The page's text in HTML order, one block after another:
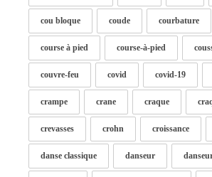
cou bloque coude courbature
course à pied course-à-pied
couvre-feu covid covid-19
crampe crane craque
crevasses crohn croissance
danse classique danseur